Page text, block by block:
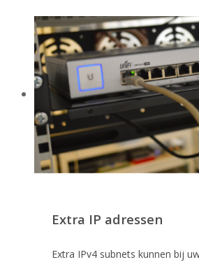
Extra IP adressen
Extra IPv4 subnets kunnen bij